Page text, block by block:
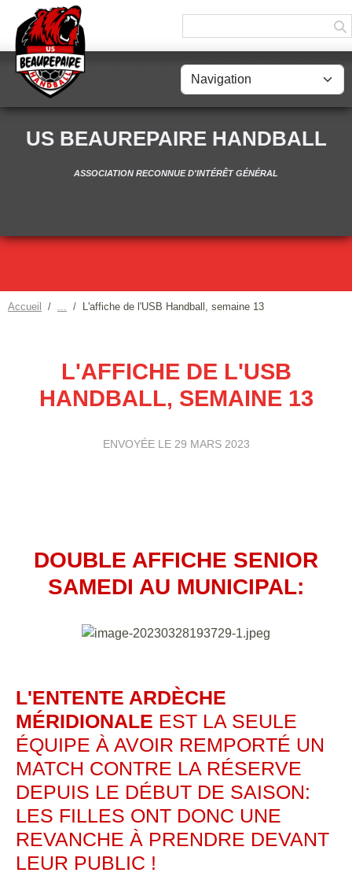
US BEAUREPAIRE HANDBALL
ASSOCIATION RECONNUE D'INTÉRÊT GÉNÉRAL
Accueil L'affiche de l'USB Handball, semaine 13
L'AFFICHE DE L'USB
HANDBALL, SEMAINE 13
ENVOYÉE LE 29 MARS 2023
DOUBLE AFFICHE SENIOR
SAMEDI AU MUNICIPAL:
L'ENTENTE ARDÈCHE
MÉRIDIONALE EST LA SEULE
ÉQUIPE À AVOIR REMPORTÉ UN
MATCH CONTRE LA RÉSERVE
DEPUIS LE DÉBUT DE SAISON:
LES FILLES ONT DONC UNE
REVANCHE À PRENDRE DEVANT
LEUR PUBLIC !
Panneau de gestion des cookies